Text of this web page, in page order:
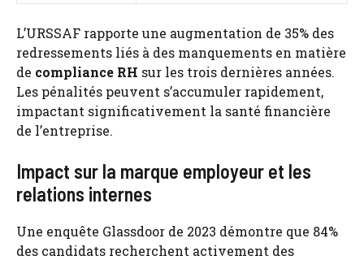
L’URSSAF rapporte une augmentation de 35% des
redressements liés à des manquements en matière
de compliance RH sur les trois dernières années.
Les pénalités peuvent s’accumuler rapidement,
impactant significativement la santé financière
de l’entreprise.
Impact sur la marque employeur et les
relations internes
Une enquête Glassdoor de 2023 démontre que 84%
des candidats recherchent activement des